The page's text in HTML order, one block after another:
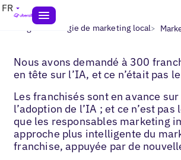
FR
Blogs> Stratégie de marketing local>
Nous avons demandé à 300
en tête sur l’IA, et ce n’était pas
Les franchisés sont en avance
l’adoption de l’IA ; et ce n’est
que les responsables marketing
approche plus intelligente du
franchise, appuyée par de